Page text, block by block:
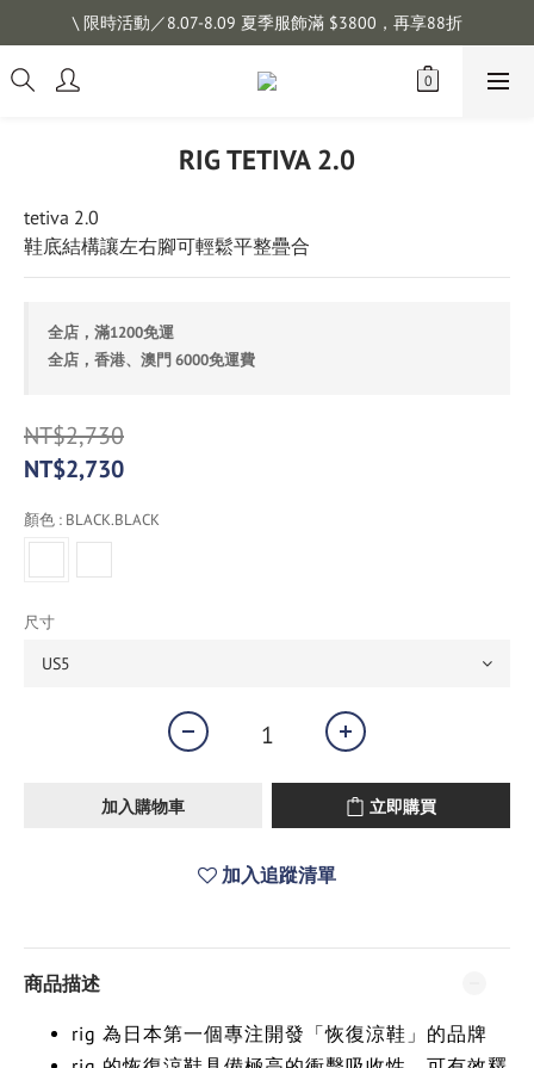
註冊會員拿購物金 $100，滿$1200免運
\ 限時活動／8.07-8.09 夏季服飾滿 $3800，再享88折
註冊會員拿購物金 $100，滿$1200免運
RIG TETIVA 2.0
tetiva 2.0
鞋底結構讓左右腳可輕鬆平整疊合
全店，滿1200免運
全店，香港、澳門 6000免運費
NT$2,730
NT$2,730
顏色 : BLACK.BLACK
尺寸
加入購物車 立即購買
加入追蹤清單
商品描述
rig 為日本第一個專注開發「恢復涼鞋」的品牌